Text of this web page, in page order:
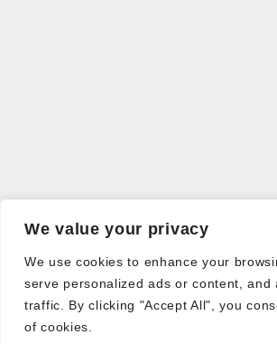
We value your privacy
We use cookies to enhance your
serve personalized ads or content, and
traffic. By clicking "Accept All", you
of cookies.